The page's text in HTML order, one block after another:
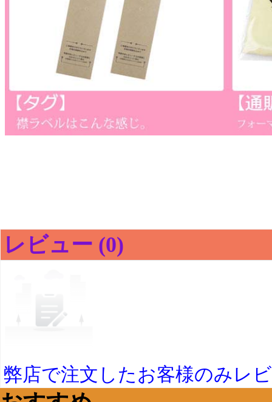
レビュー (0)
弊店で注文したお客様のみレ